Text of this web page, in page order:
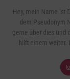
Hey, mein Name ist
dem Pseudonym
gerne über dies und
hilft einem weiter.